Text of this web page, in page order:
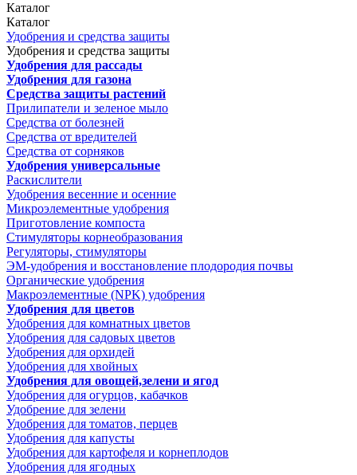
Каталог
Каталог
Удобрения и средства защиты
Удобрения и средства защиты
Удобрения для рассады
Удобрения для газона
Средства защиты растений
Прилипатели и зеленое мыло
Средства от болезней
Средства от вредителей
Средства от сорняков
Удобрения универсальные
Раскислители
Удобрения весенние и осенние
Микроэлементные удобрения
Приготовление компоста
Стимуляторы корнеобразования
Регуляторы, стимуляторы
ЭМ-удобрения и восстановление плодородия почвы
Органические удобрения
Макроэлементные (NPK) удобрения
Удобрения для цветов
Удобрения для комнатных цветов
Удобрения для садовых цветов
Удобрения для орхидей
Удобрения для хвойных
Удобрения для овощей,зелени и ягод
Удобрения для огурцов, кабачков
Удобрение для зелени
Удобрения для томатов, перцев
Удобрения для капусты
Удобрения для картофеля и корнеплодов
Удобрения для ягодных